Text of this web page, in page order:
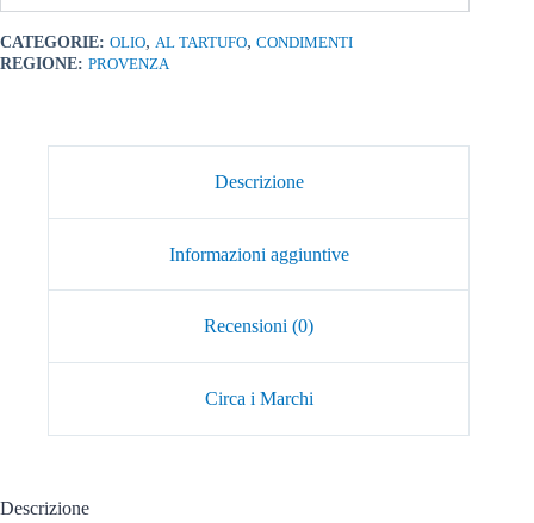
CATEGORIE: OLIO, AL TARTUFO, CONDIMENTI
REGIONE: PROVENZA
Descrizione
Informazioni aggiuntive
Recensioni (0)
Circa i Marchi
Descrizione